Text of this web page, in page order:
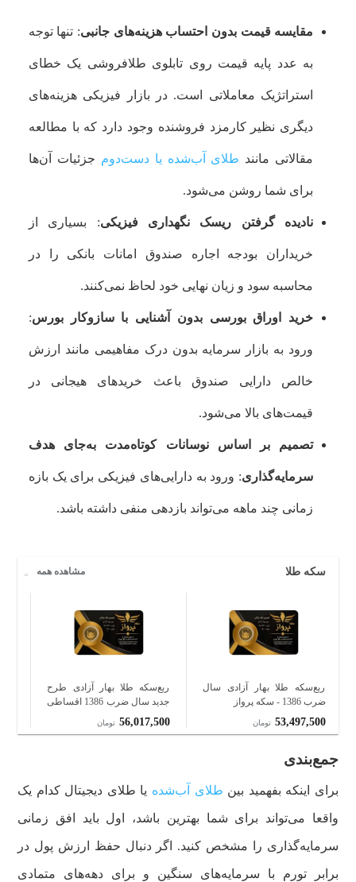
مقایسه قیمت بدون احتساب هزینه‌های جانبی: تنها توجه
به عدد پایه قیمت روی تابلوی طلافروشی یک خطای
استراتژیک معاملاتی است. در بازار فیزیکی هزینه‌های
دیگری نظیر کارمزد فروشنده وجود دارد که با مطالعه
مقالاتی مانند طلای آب‌شده یا دست‌دوم جزئیات آن‌ها
برای شما روشن می‌شود.
نادیده گرفتن ریسک نگهداری فیزیکی: بسیاری از
خریداران بودجه اجاره صندوق امانات بانکی را در
محاسبه سود و زیان نهایی خود لحاظ نمی‌کنند.
خرید اوراق بورسی بدون آشنایی با سازوکار بورس:
ورود به بازار سرمایه بدون درک مفاهیمی مانند ارزش
خالص دارایی صندوق باعث خریدهای هیجانی در
قیمت‌های بالا می‌شود.
تصمیم بر اساس نوسانات کوتاه‌مدت به‌جای هدف
سرمایه‌گذاری: ورود به دارایی‌های فیزیکی برای یک بازه
زمانی چند ماهه می‌تواند بازدهی منفی داشته باشد.
سکه طلا مشاهده همه
ربع‌سکه طلا بهار آزادی سال
ضرب 1386 - سکه پرواز
53,497,500 تومان
ربع‌سکه طلا بهار آزادی طرح
جدید سال ضرب 1386 اقساطی
- سکه پرواز
56,017,500 تومان
جمع‌بندی
برای اینکه بفهمید بین طلای آب‌شده یا طلای دیجیتال کدام‌ یک
واقعا می‌تواند برای شما بهترین باشد، اول باید افق زمانی
سرمایه‌گذاری را مشخص کنید. اگر دنبال حفظ ارزش پول در
برابر تورم با سرمایه‌های سنگین و برای دهه‌های متمادی